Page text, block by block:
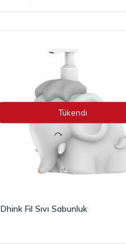
Tükendi
Dhink Fil Sıvı Sabunluk